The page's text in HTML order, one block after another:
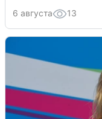
6 августа 13